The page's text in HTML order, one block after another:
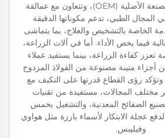
مواصفات الشركة المصنعة الأصلية (OEM)، وتتعاون مع عمالقة
الطبي، تدعم مكوناتها الدقيقة
الخاصة بالتشخيص والعلاج، بما يتماشى
فيما يخص الأداء. أما في آلات الزراعة،
تعزز كفاءة الزراعة، بينما يستفيد عملاء
أجزاء متينة مصنوعة من الفولاذ المزدوج
وتؤكد رؤى القطاع قدرتها على التكيف مع
مختلف المجالات، مستفيدة من تقنيات
الصفائح المعدنية، والتشغيل بخمس
محاور باستخدام CNC لدفع عجلة الابتكار لأسماء بارزة مثل هواوي
وفيليبس.